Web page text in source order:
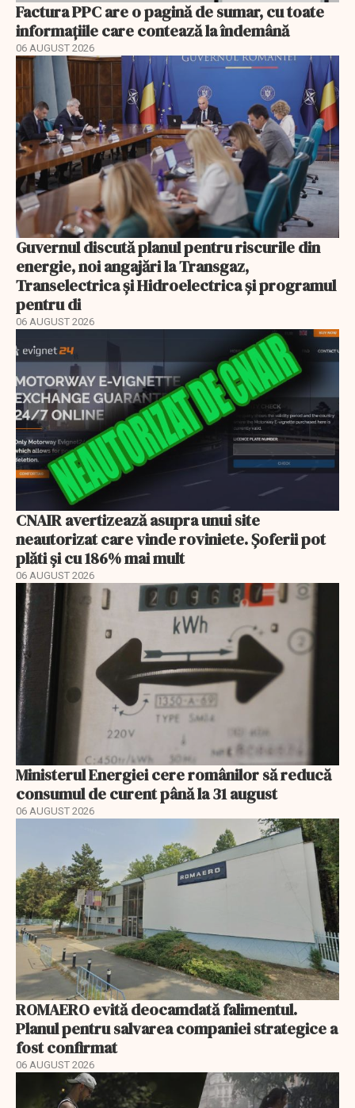
Factura PPC are o pagină de sumar, cu toate
informațiile care contează la îndemână
06 AUGUST 2026
Guvernul discută planul pentru riscurile din
energie, noi angajări la Transgaz,
Transelectrica și Hidroelectrica și programul
pentru di
06 AUGUST 2026
CNAIR avertizează asupra unui site
neautorizat care vinde roviniete. Șoferii pot
plăti și cu 186% mai mult
06 AUGUST 2026
Ministerul Energiei cere românilor să reducă
consumul de curent până la 31 august
06 AUGUST 2026
ROMAERO evită deocamdată falimentul.
Planul pentru salvarea companiei strategice a
fost confirmat
06 AUGUST 2026